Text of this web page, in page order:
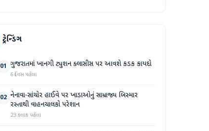
ટ્રેન્ડિંગ
01 ગુજરાતમાં ખાનગી ટ્યુશન ક્લાસીસ પર આવશે કડક કાયદો
6 દિવસ પહેલા
02 નેનાવા-સાંચોર હાઈવે પર ખાડાઓનું સામ્રાજ્ય બિસ્માર
રસ્તાથી વાહનચાલકો પરેશાન
23 કલાક પહેલા